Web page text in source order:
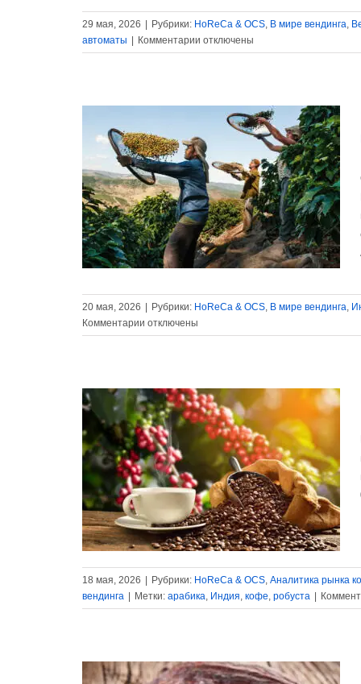
29 мая, 2026 Рубрики: HoReCa & OCS, В мире вендинга,
автоматы
Комментарии к
записи
Group
продолжает
снижаться
отключены
20 мая, 2026 Рубрики: HoReCa & OCS, В мире вендинга,
Комментарии к
записи
новый
сорт
регенеративного
кофе
La
Reserva
de
отключены
18 мая, 2026 Рубрики: HoReCa & OCS, Аналитика рынка
вендинга
Метки: арабика, Индия, кофе, робуста